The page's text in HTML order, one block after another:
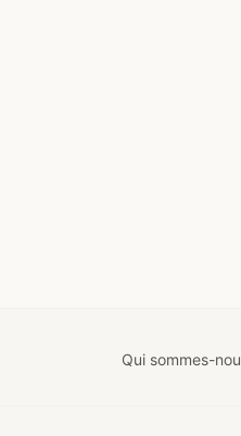
Qui sommes-